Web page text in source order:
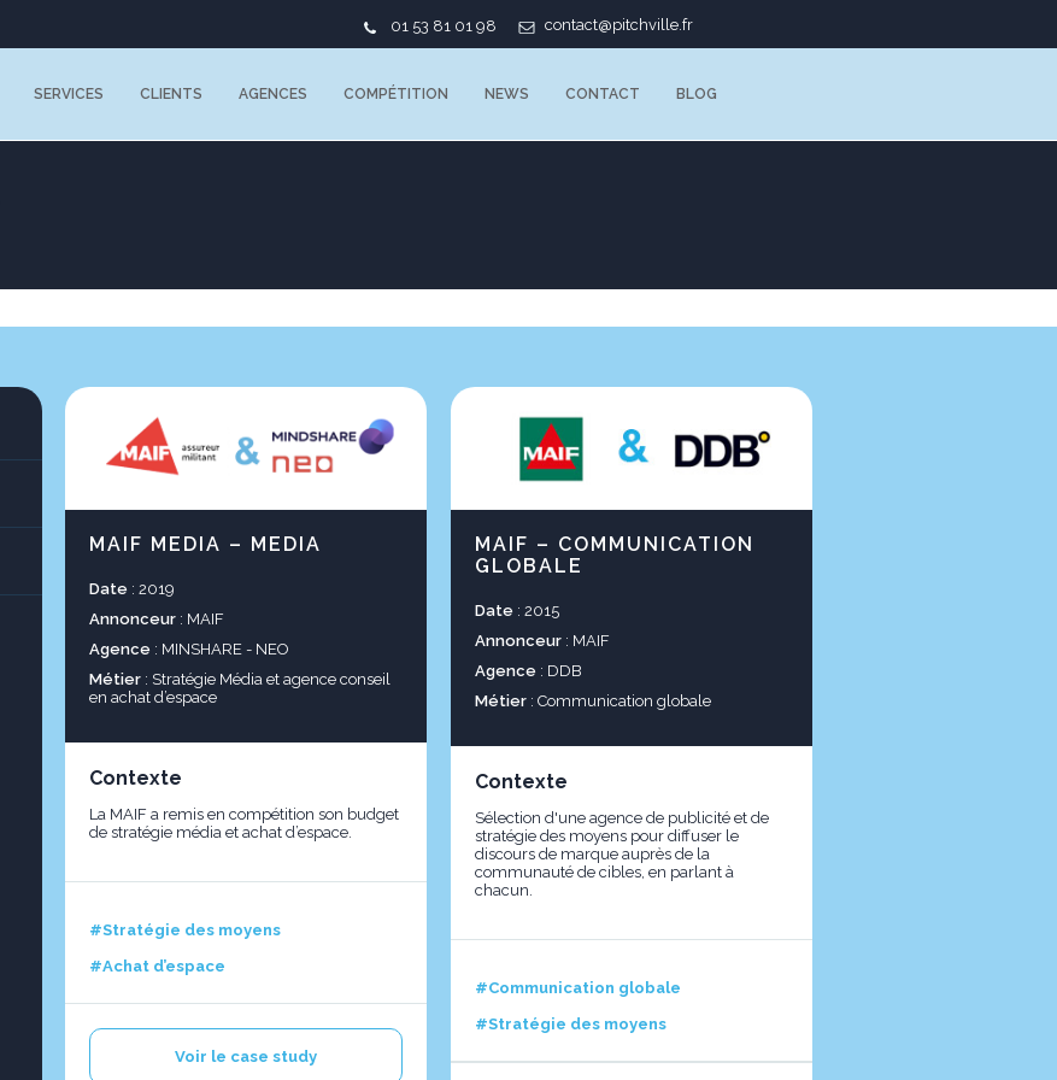
01 53 81 01 98 contact@pitchville.fr
SERVICES CLIENTS AGENCES COMPÉTITION NEWS CONTACT BLOG
MAIF MEDIA – MEDIA
Date : 2019
Annonceur : MAIF
Agence : MINSHARE - NEO
Métier : Stratégie Média et agence conseil
en achat d’espace
Contexte
La MAIF a remis en compétition son budget
de stratégie média et achat d’espace.
#Stratégie des moyens
#Achat d’espace
Voir le case study
MAIF – COMMUNICATION
GLOBALE
Date : 2015
Annonceur : MAIF
Agence : DDB
Métier : Communication globale
Contexte
Sélection d'une agence de publicité et de
stratégie des moyens pour diffuser le
discours de marque auprès de la
communauté de cibles, en parlant à
chacun.
#Communication globale
#Stratégie des moyens